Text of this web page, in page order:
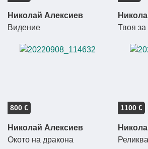
Николай Алексиев
Видение
Твоя за
800 €
Николай Алексиев
Окото на дракона
1100 €
Реликва